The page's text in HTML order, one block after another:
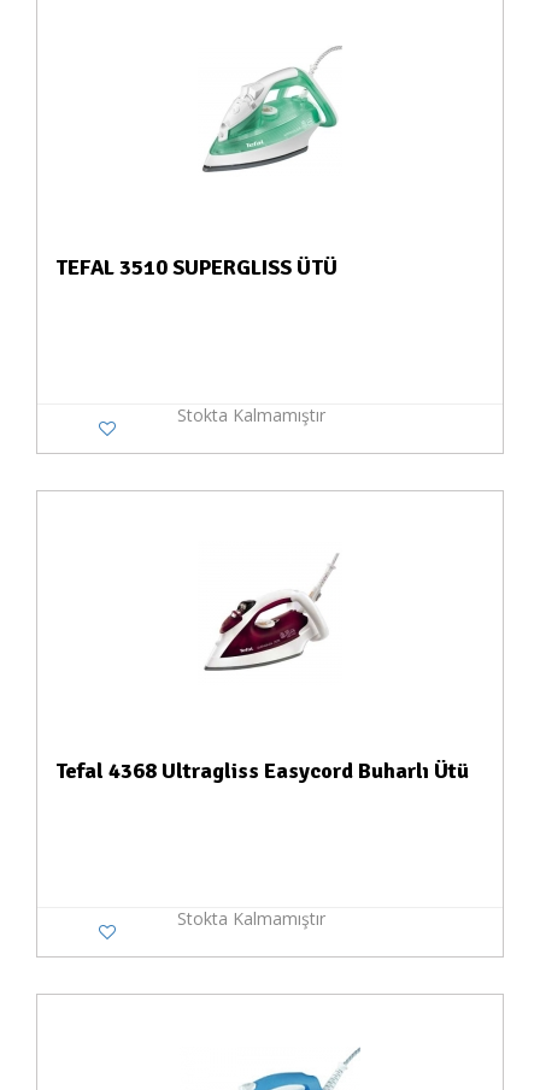
TEFAL 3510 SUPERGLISS ÜTÜ
Stokta Kalmamıştır
Tefal 4368 Ultragliss Easycord Buharlı Ütü
Stokta Kalmamıştır